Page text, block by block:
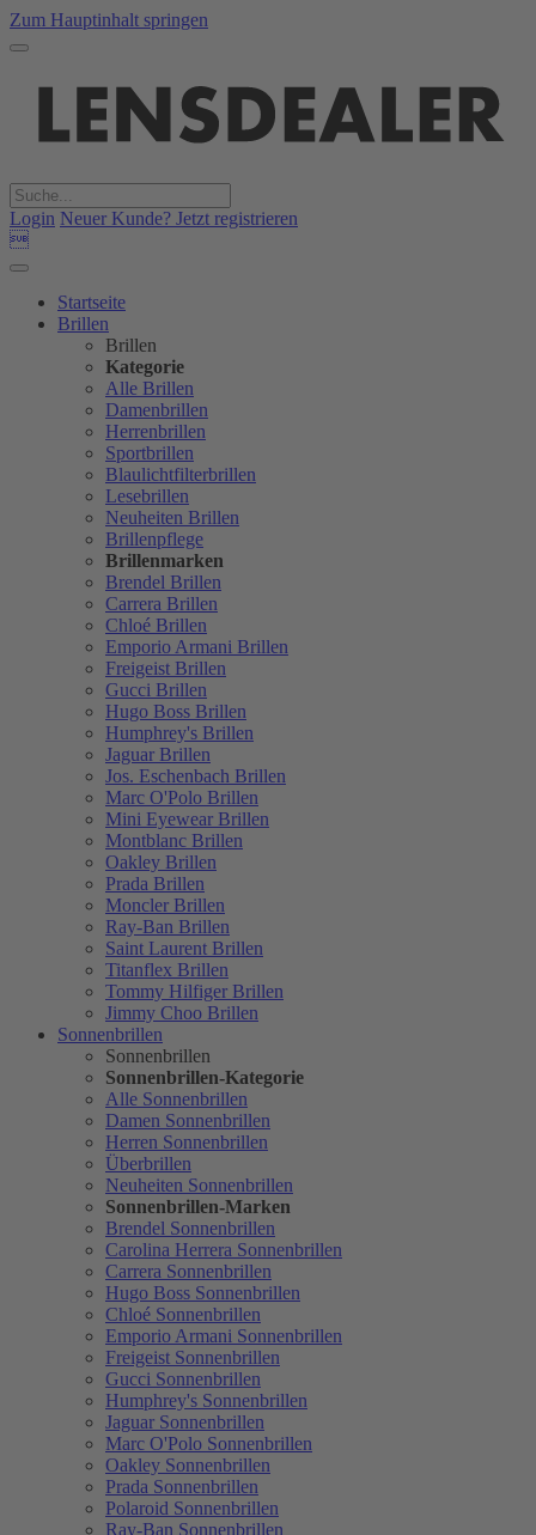
Zum Hauptinhalt springen
Login Neuer Kunde? Jetzt registrieren

Startseite
Brillen
Brillen
Kategorie
Alle Brillen
Damenbrillen
Herrenbrillen
Sportbrillen
Blaulichtfilterbrillen
Lesebrillen
Neuheiten Brillen
Brillenpflege
Brillenmarken
Brendel Brillen
Carrera Brillen
Chloé Brillen
Emporio Armani Brillen
Freigeist Brillen
Gucci Brillen
Hugo Boss Brillen
Humphrey's Brillen
Jaguar Brillen
Jos. Eschenbach Brillen
Marc O'Polo Brillen
Mini Eyewear Brillen
Montblanc Brillen
Oakley Brillen
Prada Brillen
Moncler Brillen
Ray-Ban Brillen
Saint Laurent Brillen
Titanflex Brillen
Tommy Hilfiger Brillen
Jimmy Choo Brillen
Sonnenbrillen
Sonnenbrillen
Sonnenbrillen-Kategorie
Alle Sonnenbrillen
Damen Sonnenbrillen
Herren Sonnenbrillen
Überbrillen
Neuheiten Sonnenbrillen
Sonnenbrillen-Marken
Brendel Sonnenbrillen
Carolina Herrera Sonnenbrillen
Carrera Sonnenbrillen
Hugo Boss Sonnenbrillen
Chloé Sonnenbrillen
Emporio Armani Sonnenbrillen
Freigeist Sonnenbrillen
Gucci Sonnenbrillen
Humphrey's Sonnenbrillen
Jaguar Sonnenbrillen
Marc O'Polo Sonnenbrillen
Oakley Sonnenbrillen
Prada Sonnenbrillen
Polaroid Sonnenbrillen
Ray-Ban Sonnenbrillen